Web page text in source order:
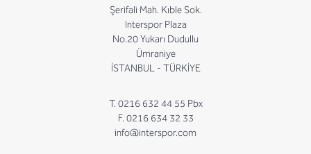
Şerifali Mah. Kıble Sok.
Interspor Plaza
No.20 Yukarı Dudullu
Ümraniye
İSTANBUL - TÜRKİYE
T. 0216 632 44 55 Pbx
F. 0216 634 32 33
info@interspor.com